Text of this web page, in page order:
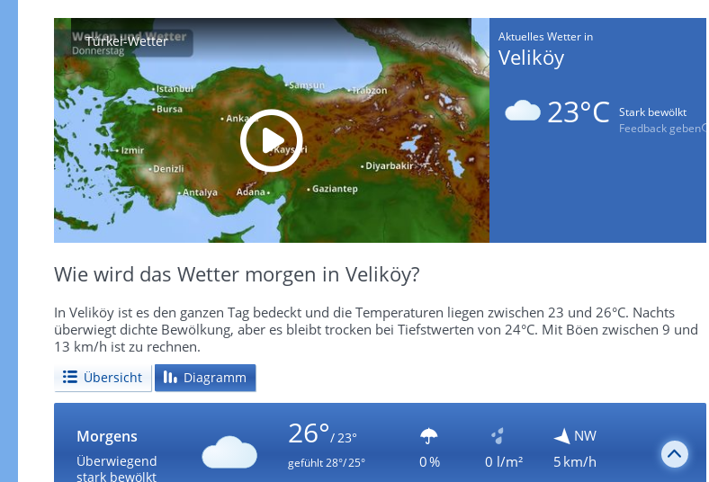
Türkei-Wetter Aktuelles Wetter in
Veliköy
23°C
Stark bewölkt
Feedback geben
Wie wird das Wetter morgen in Veliköy?
In Veliköy ist es den ganzen Tag bedeckt und die Temperaturen liegen zwischen 23 und 26°C. Nachts
überwiegt dichte Bewölkung, aber es bleibt trocken bei Tiefstwerten von 24°C. Mit Böen zwischen 9 und
13 km/h ist zu rechnen.
Übersicht Diagramm
Morgens
Überwiegend
stark bewölkt
26°/ 23°
gefühlt28°/ 25° 0 % 0 l/m²
NW
5 km/h